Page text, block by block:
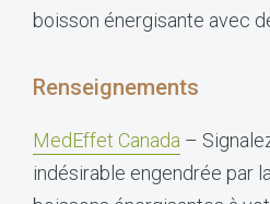
boisson énergisante avec
Renseignements
MedEffet Canada –
indésirable engendrée par